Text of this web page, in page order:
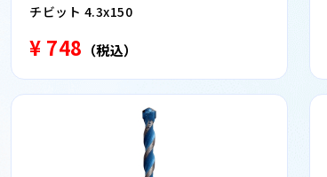
チビット 4.3x150
¥ 748 （税込）